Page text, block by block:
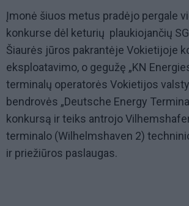
Įmonė šiuos metus pradėjo pergale
konkurse dėl keturių plaukiojančių
Šiaurės jūros pakrantėje Vokietijoje
eksploatavimo, o gegužę „KN
terminalų operatorės Vokietijos
bendrovės „Deutsche Energy
konkursą ir teiks antrojo
terminalo (Wilhelmshaven 2)
ir priežiūros paslaugas.